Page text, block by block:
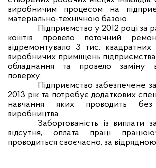
виробничим процесом на
матеріально-технічною базою.
Підприємство у 2012 році за
коштів провело поточний
відремонтувало 3 тис. квадратних
виробничих приміщень
обладнання та провело заміну
поверху.
Підприємство забезпечене
2013 рік та потребує додаткових
навчання яких проводить
виробництва.
Заборгованість із виплати
відсутня, оплата праці
проводиться своєчасно, за